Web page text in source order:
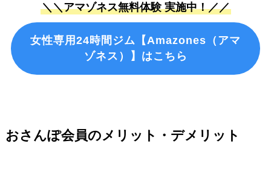
＼＼アマゾネス無料体験 実施中！／／
女性専用24時間ジム【Amazones（アマ
ゾネス）】はこちら
おさんぽ会員のメリット・デメリット